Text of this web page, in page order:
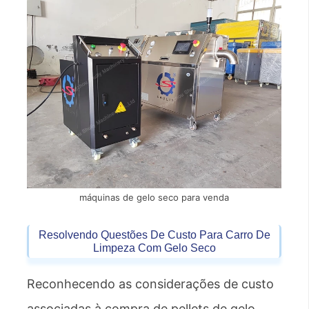
máquinas de gelo seco para venda
Resolvendo Questões De Custo Para Carro De
Limpeza Com Gelo Seco
Reconhecendo as considerações de custo